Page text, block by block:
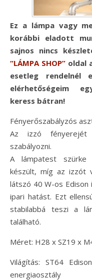
Ez a lámpa vagy megrendelésre készült, vagy egy
korábbi eladott
sajnos nincs
“LÁMPA SHOP”oldal
esetleg rendelnél
elérhetőségeim
keress bátran!
Fényerőszabályzós
Az izzó
szabályozni.
A lámpatest szürke
készült, míg az izzót
látszó 40 W-os
ipari hatást. Ezt
stabilabbá teszi a
található.
Méret: H28 x SZ19 x
Világítás: ST64
energiaosztály